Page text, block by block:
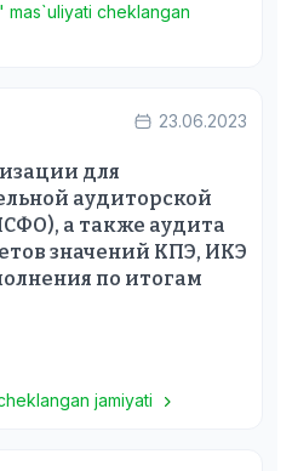
mas`uliyati cheklangan
23.06.2023
для
аудиторской
а также аудита
значений КПЭ, ИКЭ
по итогам
jamiyati